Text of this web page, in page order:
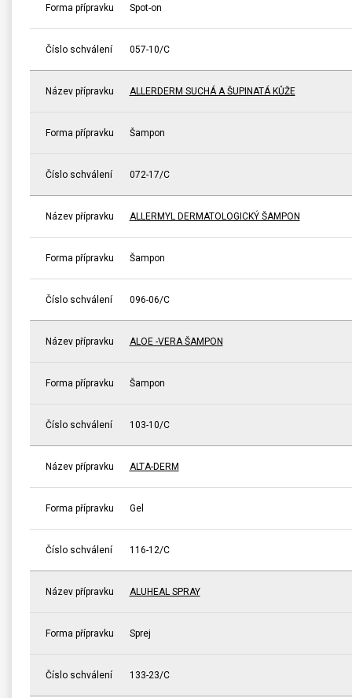
Forma přípravku Spot-on
Číslo schválení 057-10/C
Název přípravku ALLERDERM SUCHÁ A ŠUPINATÁ KŮŽE
Forma přípravku Šampon
Číslo schválení 072-17/C
Název přípravku ALLERMYL DERMATOLOGICKÝ ŠAMPON
Forma přípravku Šampon
Číslo schválení 096-06/C
Název přípravku ALOE -VERA ŠAMPON
Forma přípravku Šampon
Číslo schválení 103-10/C
Název přípravku ALTA-DERM
Forma přípravku Gel
Číslo schválení 116-12/C
Název přípravku ALUHEAL SPRAY
Forma přípravku Sprej
Číslo schválení 133-23/C